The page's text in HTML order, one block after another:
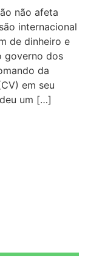
não afeta
internacional
de dinheiro e
governo dos
da
em seu
um […]